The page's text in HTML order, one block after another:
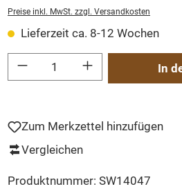
Preise inkl. MwSt. zzgl. Versandkosten
Lieferzeit ca. 8-12 Wochen
Produkt Anzahl: Gib den gewünschten Wert
In
Zum Merkzettel hinzufügen
Vergleichen
Produktnummer: SW14047